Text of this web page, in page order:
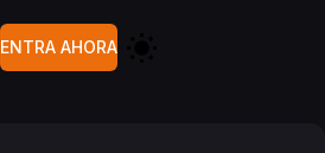
ENTRA AHORA